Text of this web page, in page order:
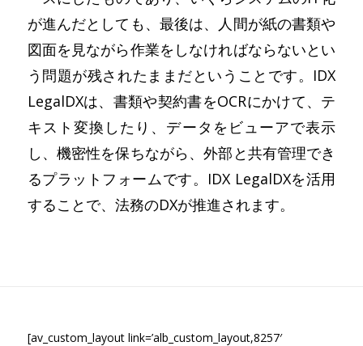
が進んだとしても、最後は、人間が紙の書類や
図面を見ながら作業をしなければならないとい
う問題が残されたままだということです。IDX
LegalDXは、書類や契約書をOCRにかけて、テ
キスト変換したり、データをビューアで表示
し、機密性を保ちながら、外部と共有管理でき
るプラットフォームです。IDX LegalDXを活用
することで、法務のDXが推進されます。
[av_custom_layout link=’alb_custom_layout,8257′